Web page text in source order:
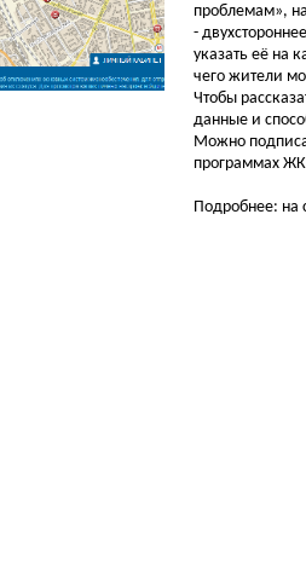
проблемам»,
-
указать её на
чего жители
Чтобы
данные и
Можно
программах
Подробнее: на